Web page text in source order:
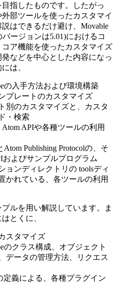
指したものです。したがっ
部ツールを使ったカスタマイ
はできるだけ避け、Movable
バージョンは5.01)におけるコ
ア機能を使ったカスタマイズ
などを中心とした内容になっ
は、
の入手方法および環境構築
プレートのカスタマイズ
別のカスタマイズと、カスタ
・検索
APIや各種ツールの利用
Publishing Protocolの、そ
およびサンプルプログラム
ョンディレクトリの toolsディ
かれている、各ツールの利用
ルを用い解説しています。ま
とくに、
スタマイズ
のクラス構成、オブジェクト
データの管理方法、リクエス
定義による、各種プラグイン